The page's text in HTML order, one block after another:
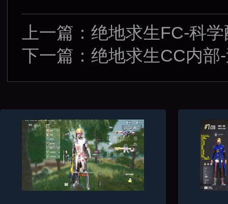
上一篇： 绝地求生FC-科
下一篇： 绝地求生CC内部